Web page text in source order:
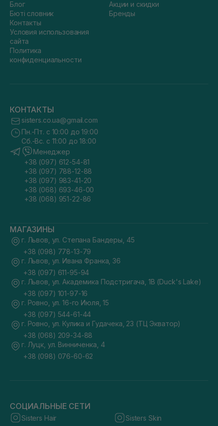
Блог
Бюті словник
Контакты
Условия использования
сайта
Политика
конфиденциальности
Акции и скидки
Бренды
КОНТАКТЫ
sisters.co.ua@gmail.com
Пн.-Пт. с 10:00 до 19:00
Сб.-Вс. с 11:00 до 18:00
Менеджер
+38 (097) 612-54-81
+38 (097) 788-12-88
+38 (097) 983-41-20
+38 (068) 693-46-00
+38 (068) 951-22-86
МАГАЗИНЫ
г. Львов, ул. Степана Бандеры, 45
+38 (098) 778-13-79
г. Львов, ул. Ивана Франка, 36
+38 (097) 611-95-94
г. Львов, ул. Академика Подстригача, 1В (Duck's Lake)
+38 (097) 101-97-16
г. Ровно, ул. 16-го Июля, 15
+38 (097) 544-61-44
г. Ровно, ул. Кулика и Гудачека, 23 (ТЦ Экватор)
+38 (068) 209-34-88
г. Луцк, ул. Винниченка, 4
+38 (098) 076-60-62
СОЦИАЛЬНЫЕ СЕТИ
Sisters Hair Sisters Skin